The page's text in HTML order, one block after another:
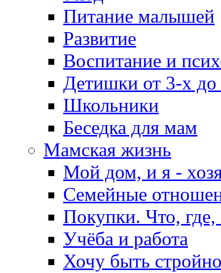
Питание малышей
Развитие
Воспитание и
Детишки от 3-х
Школьники
Беседка для мам
Мамская жизнь
Мой дом, и я -
Семейные
Покупки. Что, где,
Учёба и работа
Хочу быть